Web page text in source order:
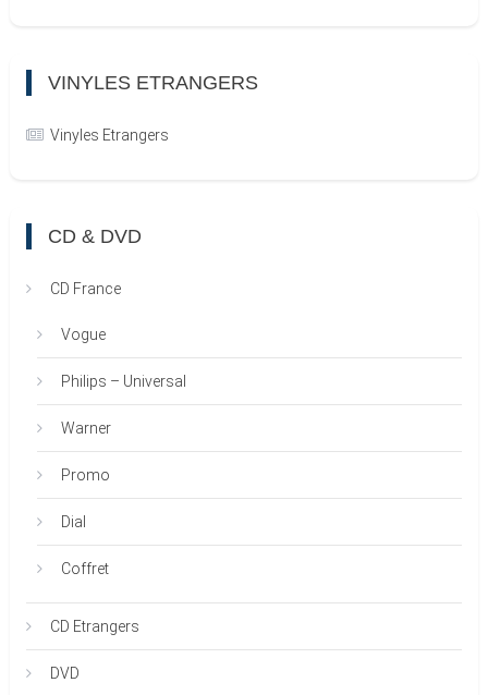
VINYLES ETRANGERS
Vinyles Etrangers
CD & DVD
CD France
Vogue
Philips – Universal
Warner
Promo
Dial
Coffret
CD Etrangers
DVD